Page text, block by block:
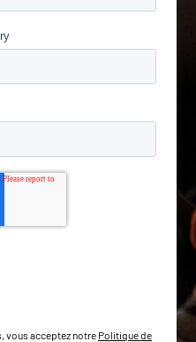
vous acceptez notre Politique de